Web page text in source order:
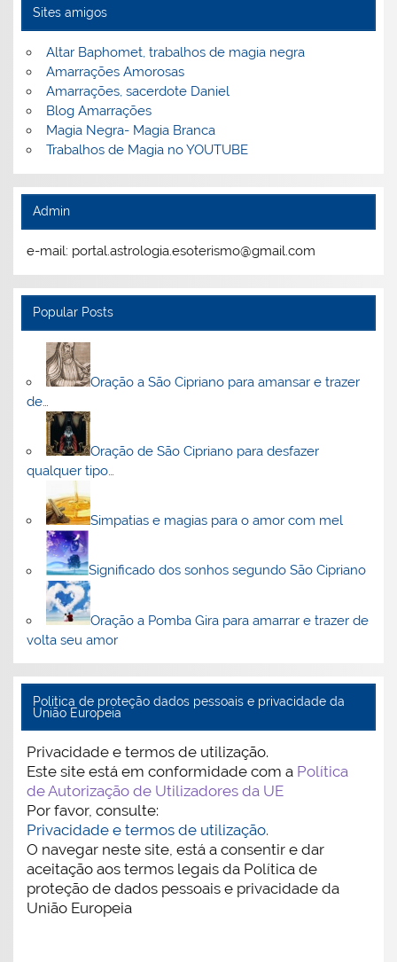
Sites amigos
Altar Baphomet, trabalhos de magia negra
Amarrações Amorosas
Amarrações, sacerdote Daniel
Blog Amarrações
Magia Negra- Magia Branca
Trabalhos de Magia no YOUTUBE
Admin
e-mail: portal.astrologia.esoterismo@gmail.com
Popular Posts
Oração a São Cipriano para amansar e trazer
de…
Oração de São Cipriano para desfazer
qualquer tipo…
Simpatias e magias para o amor com mel
Significado dos sonhos segundo São Cipriano
Oração a Pomba Gira para amarrar e trazer de
volta seu amor
Politica de proteção dados pessoais e privacidade da
União Europeia
Privacidade e termos de utilização.
Este site está em conformidade com a Política
de Autorização de Utilizadores da UE
Por favor, consulte:
Privacidade e termos de utilização.
O navegar neste site, está a consentir e dar
aceitação aos termos legais da Política de
proteção de dados pessoais e privacidade da
União Europeia